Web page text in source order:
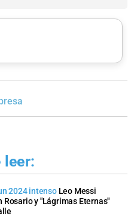
leer:
2024 intenso Leo Messi
Rosario y "Lágrimas Eternas"